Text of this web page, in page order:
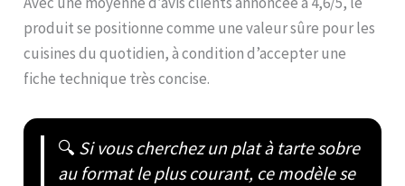
produit se positionne comme une valeur sûre pour les
cuisines du quotidien, à condition d’accepter une
fiche technique très concise.
🔍 Si vous cherchez un plat à tarte sobre
au format le plus courant, ce modèle se